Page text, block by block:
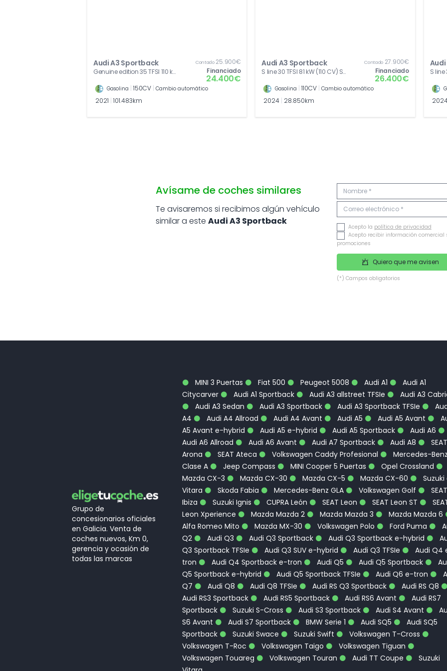
Audi A3 Sportback
Genuine edition 35 TFSI 110 kW
Contado25.900€
Financiado
24.400€
Gasolina 150CV Cambio automático
2021 101.483km
Audi A3 Sportback
S line 30 TFSI 81 kW (110 CV) S
Contado 27.900€
Financiado
26.400€
Gasolina 110CV Cambio automático
2024 28.850km
S line
Avísame de coches similares
Te avisaremos si recibimos algún vehículo
similar a este Audi A3 Sportback
Acepto la política de privacidad
Acepto recibir información comercial
promociones
Quiero que me avisen
(*) Campos obligatorios
Grupo de
concesionarios oficiales
en Galicia. Venta de
coches nuevos, Km 0,
gerencia y ocasión de
todas las marcas
MINI 3 Puertas Fiat 500 Peugeot 5008 Audi A1
Audi A1
Citycarver
Audi A1 Sportback Audi A3 allstreet TFSIe
Audi A3
Audi A3 Sedan
Audi A3 Sportback Audi A3 Sportback TFSIe
A4
Audi A4 Allroad Audi A4 Avant Audi A5 Audi A5 Avant
A5 Avant e-hybrid
Audi A5 e-hybrid Audi A5 Sportback
Audi A6
Audi A6 Allroad
Audi A6 Avant Audi A7 Sportback Audi A8
SEAT
Arona
SEAT Ateca Volkswagen Caddy Profesional
Mercedes-Benz
Clase A
Jeep Compass MINI Cooper 5 Puertas
Opel Crossland
Mazda CX-3
Mazda CX-30 Mazda CX-5 Mazda CX-60
Suzuki
Vitara
Skoda Fabia Mercedes-Benz GLA Volkswagen Golf
SEAT
Ibiza
Suzuki Ignis CUPRA León SEAT Leon SEAT Leon ST
Leon Xperience
Mazda Mazda 2 Mazda Mazda 3
Mazda Mazda 6
Alfa Romeo Mito
Mazda MX-30 Volkswagen Polo Ford Puma
Q2
Audi Q3 Audi Q3 Sportback Audi Q3 Sportback e-hybrid
Q3 Sportback TFSIe
Audi Q3 SUV e-hybrid Audi Q3 TFSIe
Audi Q4
tron
Audi Q4 Sportback e-tron Audi Q5 Audi Q5 Sportback
Q5 Sportback e-hybrid
Audi Q5 Sportback TFSIe Audi Q6 e-tron
Q7
Audi Q8 Audi Q8 TFSIe Audi RS Q3 Sportback
Audi RS Q8
Audi RS3 Sportback
Audi RS5 Sportback Audi RS6 Avant
Audi RS7
Sportback
Suzuki S-Cross Audi S3 Sportback Audi S4 Avant
S6 Avant
Audi S7 Sportback BMW Serie 1 Audi SQ5
Audi SQ5
Sportback
Suzuki Swace Suzuki Swift
Volkswagen T-Cross
Volkswagen T-Roc
Volkswagen Taigo
Volkswagen Tiguan
Volkswagen Touareg
Volkswagen Touran Audi TT Coupe
Suzuki